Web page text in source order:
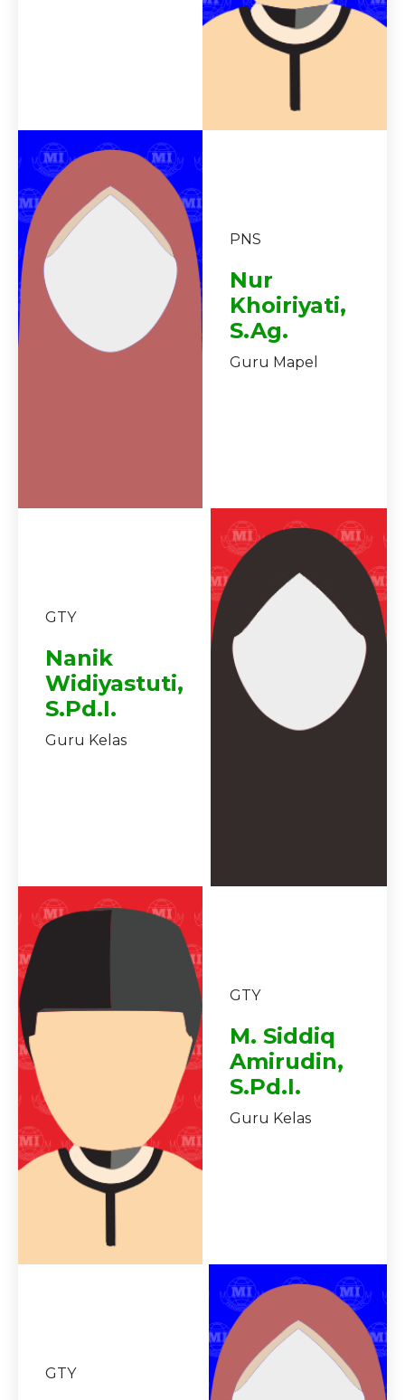
PNS
Nur
Khoiriyati,
S.Ag.
Guru Mapel
GTY
Nanik
Widiyastuti,
S.Pd.I.
Guru Kelas
GTY
M. Siddiq
Amirudin,
S.Pd.I.
Guru Kelas
GTY